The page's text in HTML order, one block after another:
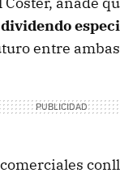
entre